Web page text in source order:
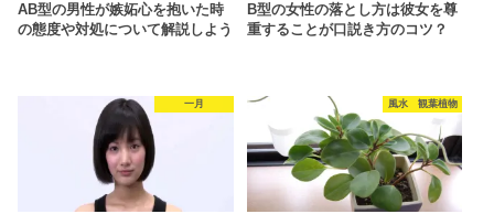
AB型の男性が嫉妬心を抱いた時
の態度や対処について解説しよう
B型の女性の落とし方は彼女を尊
重することが口説き方のコツ？
一月 風水 観葉植物